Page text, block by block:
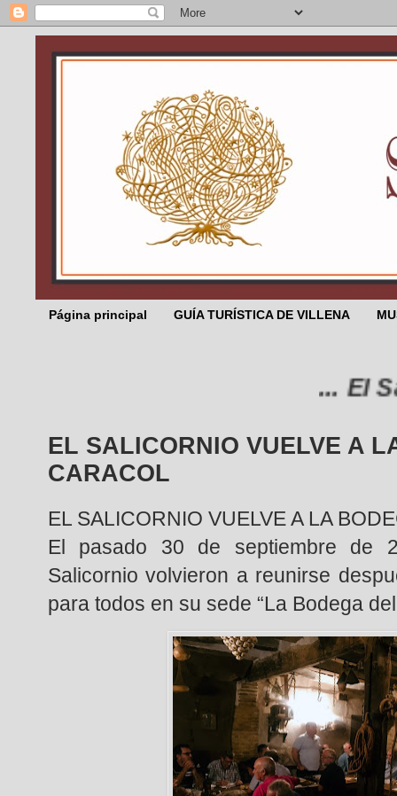
Página principal GUÍA TURÍSTICA DE VILLENA
... El
EL SALICORNIO VUELVE A
CARACOL
EL SALICORNIO VUELVE A LA
El pasado 30 de septiembre de
Salicornio volvieron a reunirse
para todos en su sede “La Bodega